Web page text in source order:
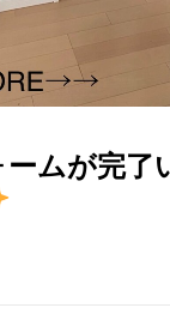
ームが完了